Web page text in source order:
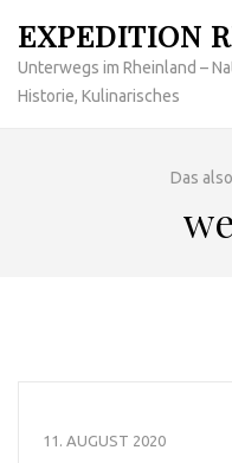
Inhalt
springen
(Enter
EXPEDITION
Unterwegs im Rheinland –
Historie, Kulinarisches
Das
11. AUGUST 2020